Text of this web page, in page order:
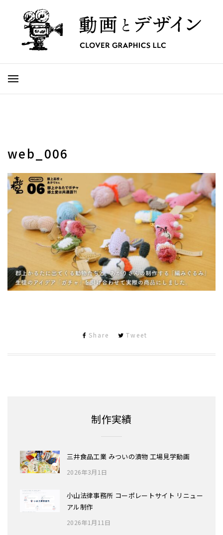
web_006
Share Tweet
制作実績
三井食品工業 みついの漬物 工場見学動画
2026年3月1日
小山法律事務所 コーポレートサイト リニュー
アル制作
2026年1月11日